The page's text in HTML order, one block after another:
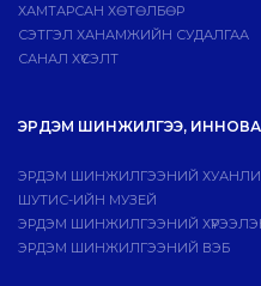
ХАМТАРСАН ХӨТӨЛБӨР
СЭТГЭЛ ХАНАМЖИЙН СУДАЛГАА
САНАЛ ХҮСЭЛТ
ЭРДЭМ ШИНЖИЛГЭЭ,
ЭРДЭМ ШИНЖИЛГЭЭНИЙ ХУАНЛИ
ШУТИС-ИЙН МУЗЕЙ
ЭРДЭМ ШИНЖИЛГЭЭНИЙ
ЭРДЭМ ШИНЖИЛГЭЭНИЙ ВЭБ